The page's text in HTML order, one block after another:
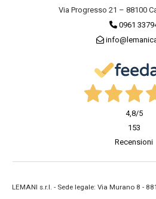
Via Progresso 21 – 88100
0961
4,8/5
153
Recensioni
LEMANI s.r.l. - Sede legale: Via Murano 8 -